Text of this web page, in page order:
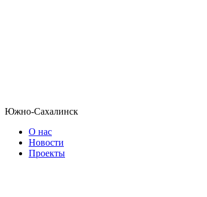
Южно-Сахалинск
О нас
Новости
Проекты